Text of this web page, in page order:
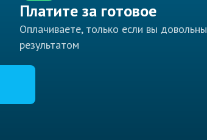
Платите за готовое
Оплачиваете, только если вы довольны
результатом